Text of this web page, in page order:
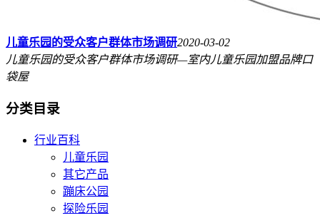
儿童乐园的受众客户群体市场调研2020-03-02
儿童乐园的受众客户群体市场调研—室内儿童乐园加盟品牌口
袋屋
分类目录
行业百科
儿童乐园
其它产品
蹦床公园
探险乐园